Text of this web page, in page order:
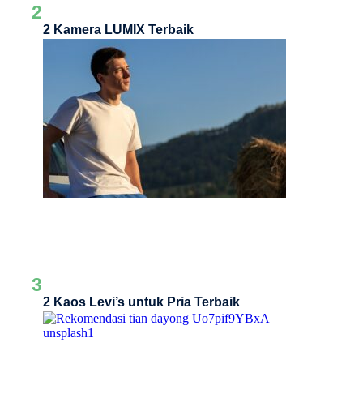
2
2 Kamera LUMIX Terbaik
3
2 Kaos Levi’s untuk Pria Terbaik